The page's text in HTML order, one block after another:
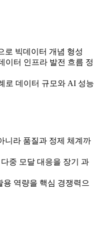
로 빅데이터 개념 형성
이터 인프라 발전 흐름 정
로 데이터 규모와 AI 성능
니라 품질과 정제 체계까
중 모달 대응을 장기 과
역량을 핵심 경쟁력으